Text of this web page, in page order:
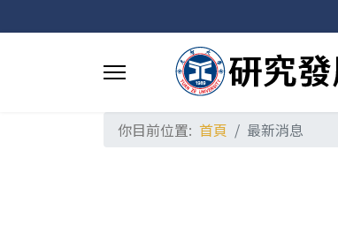
你目前位置: 首頁 最新消息